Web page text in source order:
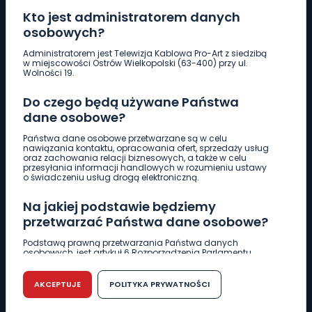
Kto jest administratorem danych
osobowych?
Administratorem jest Telewizja Kablowa Pro-Art z siedzibą
w miejscowości Ostrów Wielkopolski (63-400) przy ul.
Wolności 19.
Do czego będą używane Państwa
dane osobowe?
Państwa dane osobowe przetwarzane są w celu
nawiązania kontaktu, opracowania ofert, sprzedaży usług
oraz zachowania relacji biznesowych, a także w celu
przesyłania informacji handlowych w rozumieniu ustawy
o świadczeniu usług drogą elektroniczną.
Na jakiej podstawie będziemy
przetwarzać Państwa dane osobowe?
Podstawą prawną przetwarzania Państwa danych
osobowych, jest artykuł 6 Rozporządzenia Parlamentu
r. w sprawie ochrony osób fizycznych w związku z
przetwarzaniem danych osobowych w sprawie
swobodnego przepływu takich danych oraz uchylenia
dyrektywy 95/46/WE (RODO).
AKCEPTUJE POLITYKA PRYWATNOŚCI
Pobierz logotyp
661 997 997
REDAKCJA
62 735 22 22redakcja@wlkp24.info
DZIAŁ REKLAMY
62 735 01 85 reklama@wlkp24.info
WIADOMOŚCI
CIEKAWOSTKI